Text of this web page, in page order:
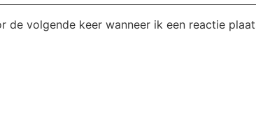
de volgende keer wanneer ik een reactie